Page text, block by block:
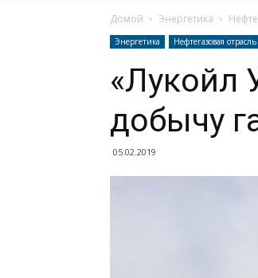
Домой Энергетика
Энергетика Нефтегазовая отрасль
«Лукойл
добычу
05.02.2019